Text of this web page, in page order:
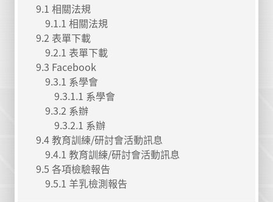
9.1 相關法規
9.1.1 相關法規
9.2 表單下載
9.2.1 表單下載
9.3 Facebook
9.3.1 系學會
9.3.1.1 系學會
9.3.2 系辦
9.3.2.1 系辦
9.4 教育訓練/研討會活動訊息
9.4.1 教育訓練/研討會活動訊息
9.5 各項檢驗報告
9.5.1 羊乳檢測報告